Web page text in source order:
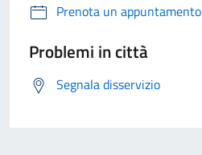
Prenota un appuntamento
Problemi in città
Segnala disservizio